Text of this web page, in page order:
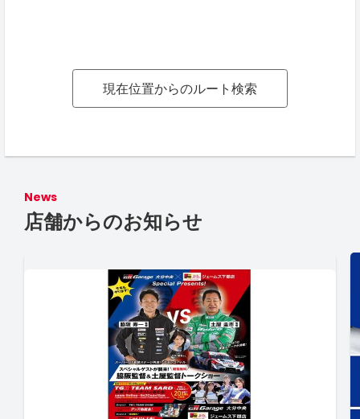
現在位置からのルート検索
News
店舗からのお知らせ